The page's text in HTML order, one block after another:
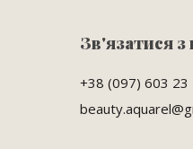
Зв'язатися з
+38 (097) 603 23